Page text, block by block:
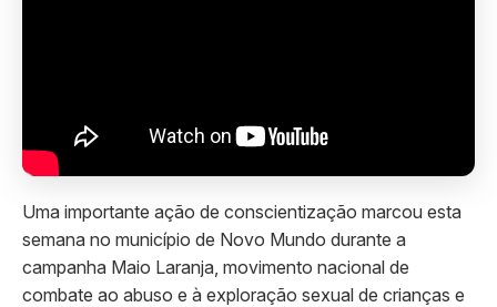
Uma importante ação de conscientização marcou esta
semana no município de Novo Mundo durante a
campanha Maio Laranja, movimento nacional de
combate ao abuso e à exploração sexual de crianças e